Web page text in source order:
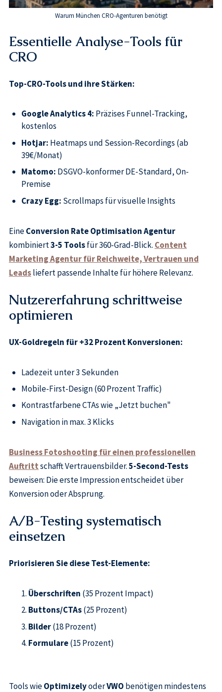
Warum München CRO-Agenturen benötigt
Essentielle Analyse-Tools für
CRO
Top-CRO-Tools und ihre Stärken:
Google Analytics 4: Präzises Funnel-Tracking,
kostenlos
Hotjar: Heatmaps und Session-Recordings (ab
39€/Monat)
Matomo: DSGVO-konformer DE-Standard, On-
Premise
Crazy Egg: Scrollmaps für visuelle Insights
EineConversion Rate Optimisation Agentur
kombiniert3-5 Toolsfür 360-Grad-Blick. Content
Marketing Agentur für Reichweite, Vertrauen und
Leadsliefert passende Inhalte für höhere Relevanz.
Nutzererfahrung schrittweise
optimieren
UX-Goldregeln für +32 Prozent Konversionen:
Ladezeit unter 3 Sekunden
Mobile-First-Design (60 Prozent Traffic)
Kontrastfarbene CTAs wie „Jetzt buchen"
Navigation in max. 3 Klicks
Business Fotoshooting für einen professionellen
Auftrittschafft Vertrauensbilder.5-Second-Tests
beweisen: Die erste Impression entscheidet über
Konversion oder Absprung.
A/B-Testing systematisch
einsetzen
Priorisieren Sie diese Test-Elemente:
Überschriften (35 Prozent Impact)
Buttons/CTAs(25 Prozent)
Bilder(18 Prozent)
Formulare(15 Prozent)
Tools wieOptimizelyoderVWO benötigen mindestens